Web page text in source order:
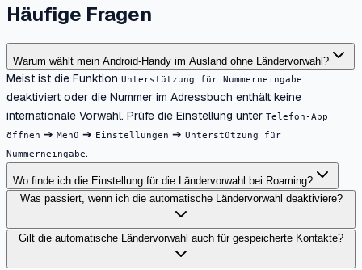
Häufige Fragen
Warum wählt mein Android-Handy im Ausland ohne Ländervorwahl?
Meist ist die Funktion Unterstützung für Nummerneingabe
deaktiviert oder die Nummer im Adressbuch enthält keine
internationale Vorwahl. Prüfe die Einstellung unter Telefon-App
öffnen ➔ Menü ➔ Einstellungen ➔ Unterstützung für
Nummerneingabe.
Wo finde ich die Einstellung für die Ländervorwahl bei Roaming?
Was passiert, wenn ich die automatische Ländervorwahl deaktiviere?
Gilt die automatische Ländervorwahl auch für gespeicherte Kontakte?